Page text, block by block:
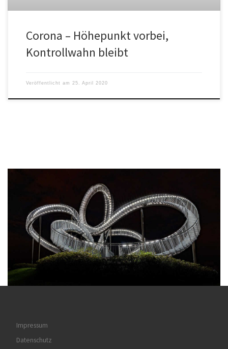
Corona – Höhepunkt vorbei,
Kontrollwahn bleibt
Veröffentlicht am 25. April 2020
Impressum
Datenschutz